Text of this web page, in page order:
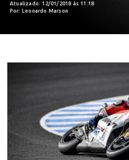
Atualizado: 12/01/2018 às 11:18
Por: Leonardo Marson